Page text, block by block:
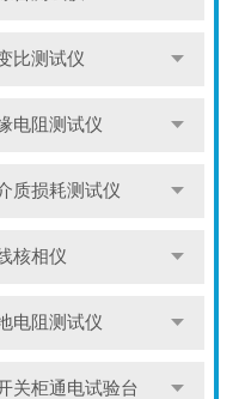
比测试仪
电阻测试仪
质损耗测试仪
核相仪
电阻测试仪
关柜通电试验台